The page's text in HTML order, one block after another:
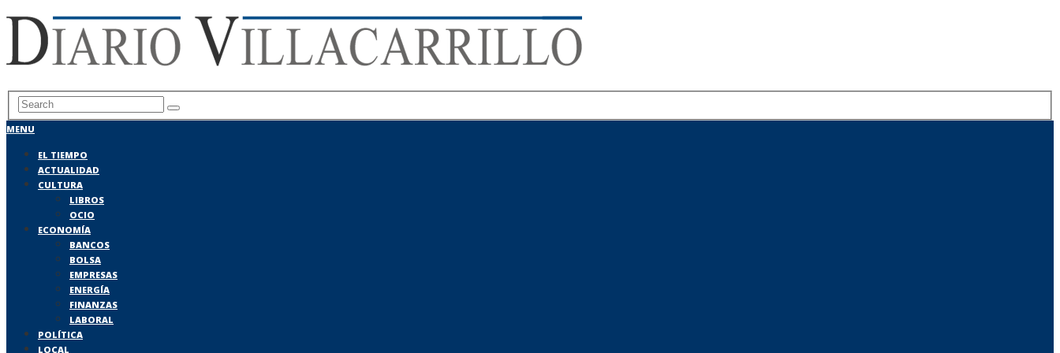
MENU
EL TIEMPO
ACTUALIDAD
CULTURA
LIBROS
OCIO
ECONOMÍA
BANCOS
BOLSA
EMPRESAS
ENERGÍA
FINANZAS
LABORAL
POLÍTICA
LOCAL